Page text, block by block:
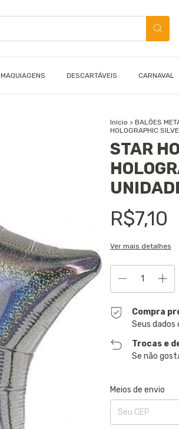
MAQUIAGENS DESCARTÁVEIS CARNAVAL
Início > BALÕES
HOLOGRAPHIC
STAR
R$7,10
Ver mais detalhes
Compra
Seus
Trocas e
Se não
Entregas para o CEP:
Meios de envio